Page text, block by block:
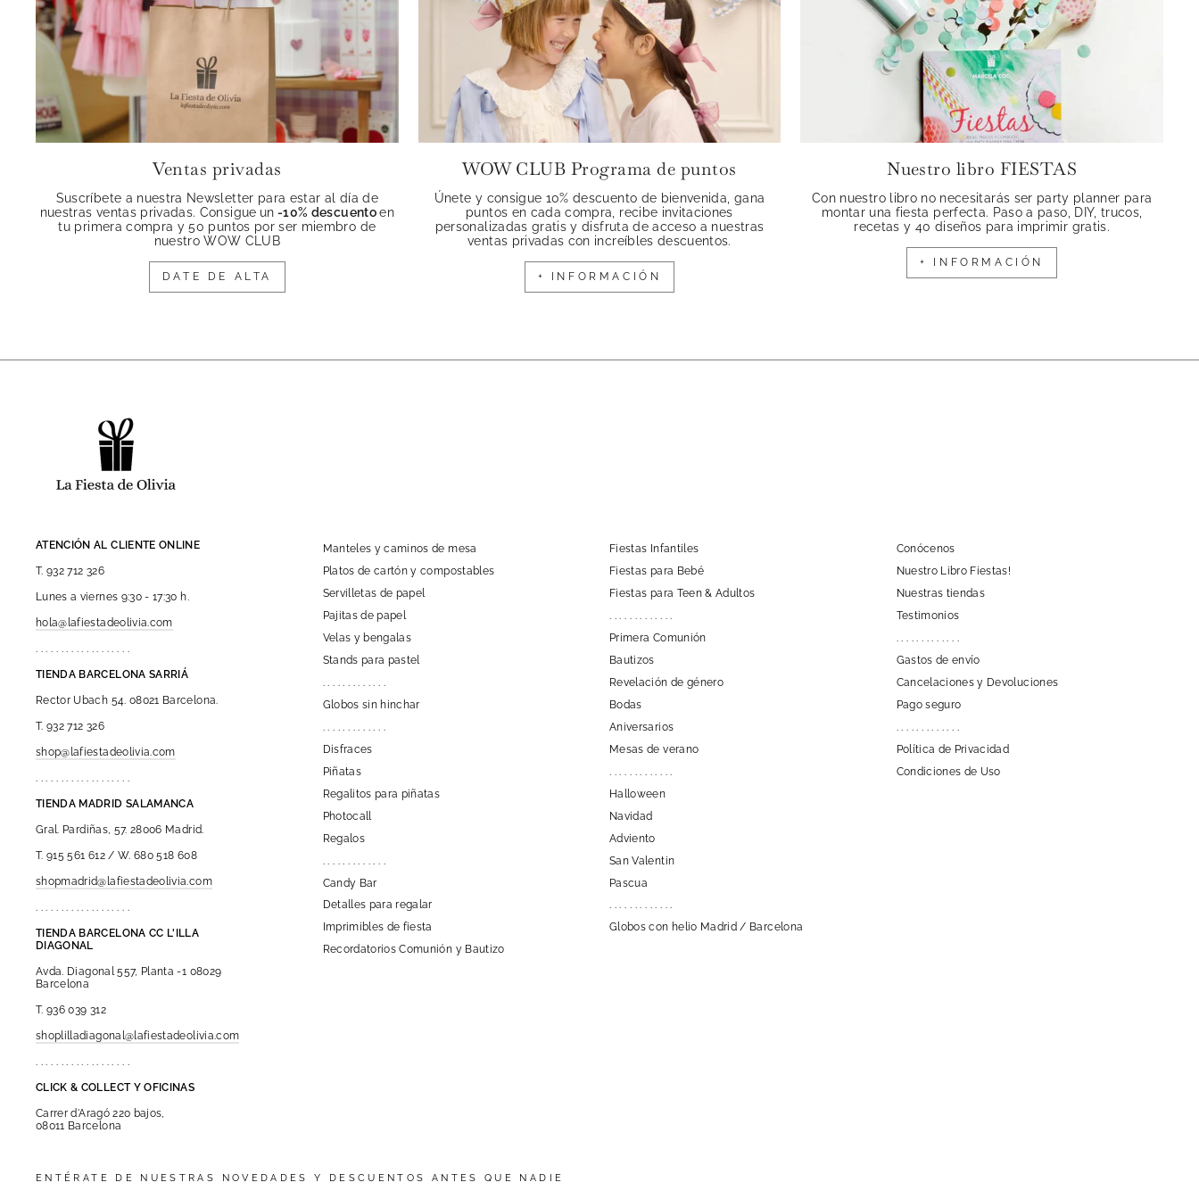
Ventas privadas
Suscríbete a nuestra Newsletter para estar al día de
nuestras ventas privadas. Consigue un -10% descuentoen
tu primera compra y 50 puntos por ser miembro de
nuestro WOW CLUB
DATE DE ALTA
WOW CLUB Programa de puntos
Únete y consigue 10% descuento de bienvenida, gana
puntos en cada compra, recibe invitaciones
personalizadas gratis y disfruta de acceso a nuestras
ventas privadas con increíbles descuentos.
+ INFORMACIÓN
Nuestro libro FIESTAS
Con nuestro libro no necesitarás ser party planner para
montar una fiesta perfecta. Paso a paso, DIY, trucos,
recetas y 40 diseños para imprimir gratis.
+ INFORMACIÓN
ATENCIÓN AL CLIENTE ONLINE
T. 932 712 326
Lunes a viernes 9:30 - 17:30 h.
hola@lafiestadeolivia.com
. . . . . . . . . . . . . . . . . . .
TIENDA BARCELONA SARRIÁ
Rector Ubach 54. 08021 Barcelona.
T. 932 712 326
shop@lafiestadeolivia.com
. . . . . . . . . . . . . . . . . . .
TIENDA MADRID SALAMANCA
Gral. Pardiñas, 57. 28006 Madrid.
T. 915 561 612 / W. 680 518 608
shopmadrid@lafiestadeolivia.com
. . . . . . . . . . . . . . . . . . .
TIENDA BARCELONA CC L'ILLA
DIAGONAL
Avda. Diagonal 557, Planta -1 08029
Barcelona
T. 936 039 312
shoplilladiagonal@lafiestadeolivia.com
. . . . . . . . . . . . . . . . . . .
CLICK & COLLECT Y OFICINAS
Carrer d'Aragó 220 bajos,
08011 Barcelona
Manteles y caminos de mesa
Platos de cartón y compostables
Servilletas de papel
Pajitas de papel
Velas y bengalas
Stands para pastel
Globos sin hinchar
Disfraces
Piñatas
Regalitos para piñatas
Photocall
Regalos
Candy Bar
Detalles para regalar
Imprimibles de fiesta
Recordatorios Comunión y Bautizo
Fiestas Infantiles
Fiestas para Bebé
Fiestas para Teen & Adultos
. . . . . . . . . . . . .
Primera Comunión
Bautizos
Revelación de género
Bodas
Aniversarios
Mesas de verano
Halloween
Navidad
Adviento
San Valentin
Pascua
. . . . . . . . . . . . .
Globos con helio Madrid / Barcelona
Conócenos
Nuestro Libro Fiestas!
Nuestras tiendas
Testimonios
. . . . . . . . . . . . .
Gastos de envío
Cancelaciones y Devoluciones
Pago seguro
Política de Privacidad
Condiciones de Uso
ENTÉRATE DE NUESTRAS NOVEDADES Y DESCUENTOS ANTES QUE NADIE